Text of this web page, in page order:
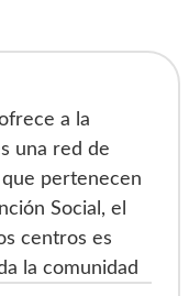
a la
una red de
pertenecen
Social, el
centros es
la comunidad